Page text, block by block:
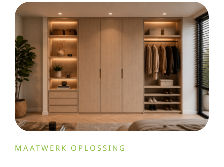
MAATWERK OPLOSSING